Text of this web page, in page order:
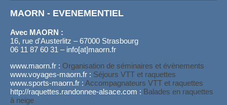
MAORN - EVENEMENTIEL
Avec MAORN :
16, rue d'Austerlitz – 67000 Strasbourg
06 11 87 60 31 – info[at]maorn.fr
www.maorn.fr : Organisation de séminaires et évènements
www.voyages-maorn.fr : Séjours VTT et raquettes
www.sports-maorn.fr : Accompagnateurs VTT et raquettes
http://raquettes.randonnee-alsace.com : Balades en raquettes
à neige